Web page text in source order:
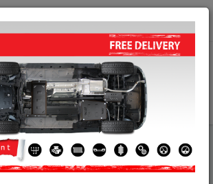
info@krytpodmotor.com
Kryt pod motor Mercedes Viano